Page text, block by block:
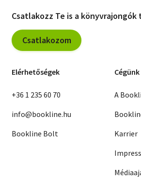
Csatlakozz Te is a könyvrajongók
Csatlakozom
Elérhetőségek
+36 1 235 60 70
info@bookline.hu
Bookline Bolt
Cégünk
A
Karrier